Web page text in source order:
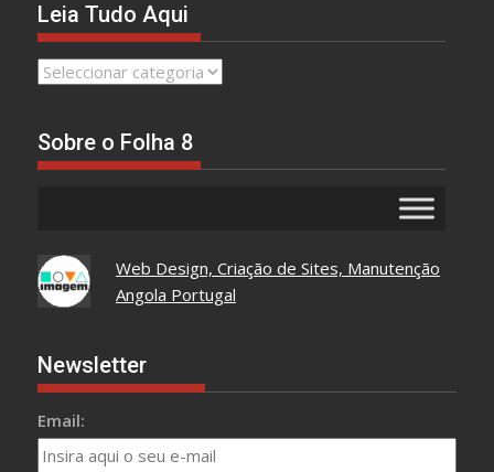
Leia Tudo Aqui
Leia
Sobre o Folha 8
Web Design, Criação de Sites, Manutenção
Angola Portugal
Newsletter
Email: